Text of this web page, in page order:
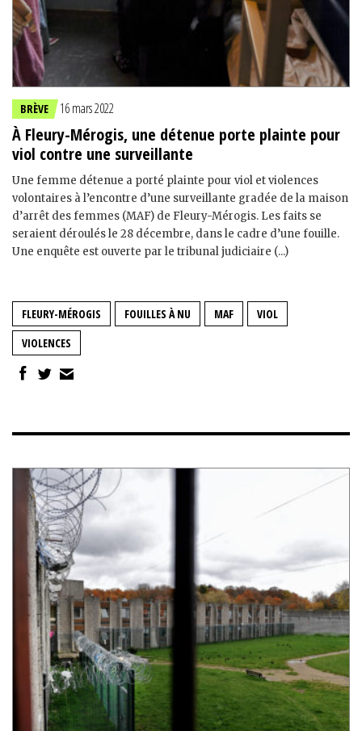
BRÈVE 16 mars 2022
À Fleury-Mérogis, une détenue porte plainte pour
viol contre une surveillante
Une femme détenue a porté plainte pour viol et violences
volontaires à l’encontre d’une surveillante gradée de la maison
d’arrêt des femmes (MAF) de Fleury-Mérogis. Les faits se
seraient déroulés le 28 décembre, dans le cadre d’une fouille.
Une enquête est ouverte par le tribunal judiciaire (...)
FLEURY-MÉROGIS FOUILLES À NU MAF
VIOL
VIOLENCES